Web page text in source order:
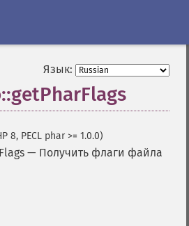
Язык:
8, PECL phar >= 1.0.0)
— Получить флаги файла